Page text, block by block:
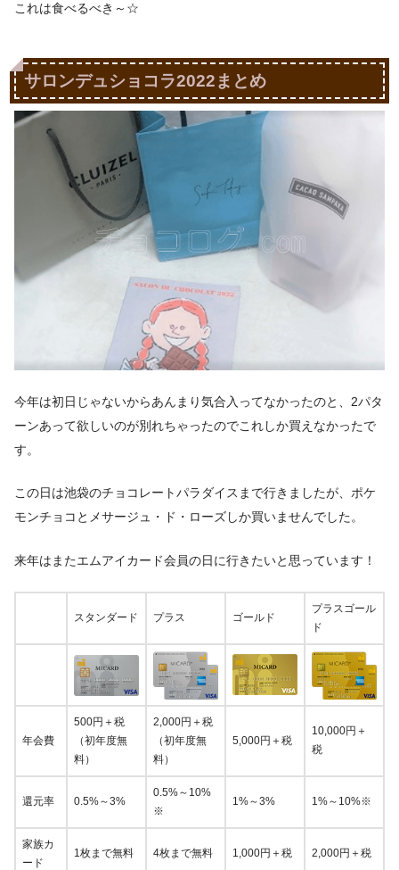
これは食べるべき～☆
サロンデュショコラ2022まとめ
今年は初日じゃないからあんまり気合入ってなかったのと、2パタ
ーンあって欲しいのが別れちゃったのでこれしか買えなかったで
す。
この日は池袋のチョコレートパラダイスまで行きましたが、ポケ
モンチョコとメサージュ・ド・ローズしか買いませんでした。
来年はまたエムアイカード会員の日に行きたいと思っています！
スタンダード プラス ゴールド
プラスゴール
ド
年会費
500円＋税
（初年度無
料）
2,000円＋税
（初年度無
料）
5,000円＋税
10,000円＋
税
還元率 0.5%～3%
0.5%～10%
※
1%～3% 1%～10%※
家族カ
ード
1枚まで無料 4枚まで無料 1,000円＋税 2,000円＋税